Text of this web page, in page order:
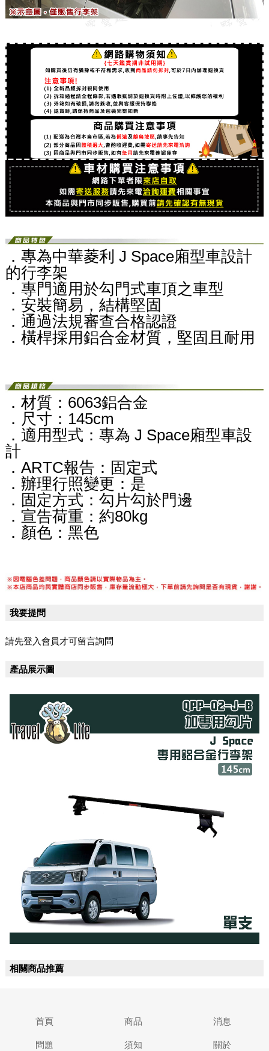
．專為中華菱利 J Space廂型車設計
的行李架
．專門適用於勾門式車頂之車型
．安裝簡易，結構堅固
．通過法規審查合格認證
．橫桿採用鋁合金材質，堅固且耐用
．材質：6063鋁合金
．尺寸：145cm
．適用型式：專為 J Space廂型車設
計
．ARTC報告：固定式
．辦理行照變更：是
．固定方式：勾片勾於門邊
．宣告荷重：約80kg
．顏色：黑色
我要提問
請先登入會員才可留言詢問
產品展示圖
相關商品推薦
首頁 商品 消息
問題 須知 關於